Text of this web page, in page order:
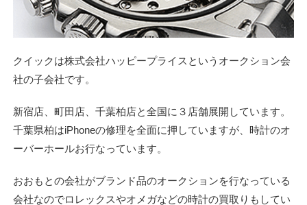
クイックは株式会社ハッピープライスというオークション会
社の子会社です。
新宿店、町田店、千葉柏店と全国に３店舗展開しています。
千葉県柏はiPhoneの修理を全面に押していますが、時計のオ
ーバーホールお行なっています。
おおもとの会社がブランド品のオークションを行なっている
会社なのでロレックスやオメガなどの時計の買取りもしてい